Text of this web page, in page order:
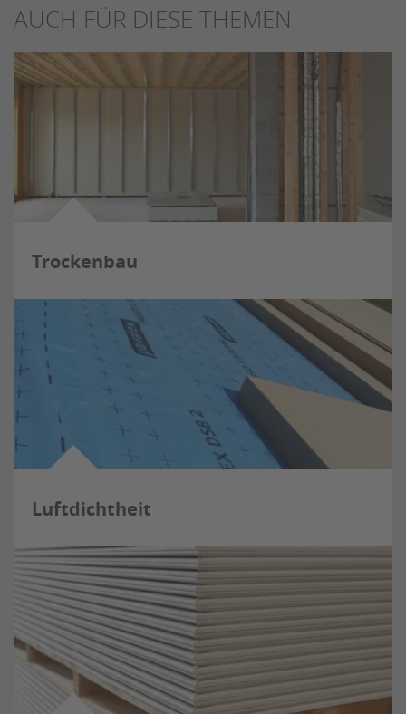
AUCH FÜR DIESE THEMEN
Trockenbau
Luftdichtheit